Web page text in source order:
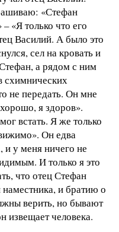
«Стефан
«Я только что его
Василий. А было это
сел на кровать и
а рядом с ним
схимнических
не передать. Он мне
я здоров».
встать. Я же только
Он едва
и у меня ничего не
И только я это
что отец Стефан
и братию о
верить, но бывают
извещает человека.